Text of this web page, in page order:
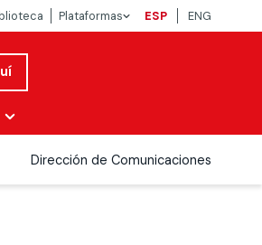
Plataformas ESP ENG
Dirección de Comunicaciones